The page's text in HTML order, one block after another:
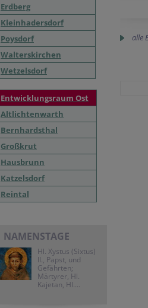
Erdberg
Kleinhadersdorf
Poysdorf
Walterskirchen
Wetzelsdorf
Entwicklungsraum Ost
Altlichtenwarth
Bernhardsthal
Großkrut
Hausbrunn
Katzelsdorf
Reintal
NAMENSTAGE
Hl. Xystus (Sixtus)
II., Papst, und
Gefährten;
Märtyrer, Hl.
Kajetan, Hl....
alle